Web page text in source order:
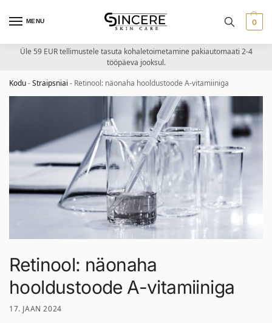
MENU 0
Üle 59 EUR tellimustele tasuta kohaletoimetamine pakiautomaati 2-4
tööpäeva jooksul.
Kodu-Straipsniai - Retinool: näonaha hooldustoode A-vitamiiniga
Retinool: näonaha
hooldustoode A-vitamiiniga
17. JAAN 2024